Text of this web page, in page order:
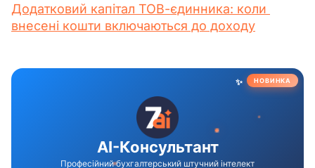
Додатковий капітал ТОВ-єдинника: коли
внесені кошти включаються до доходу